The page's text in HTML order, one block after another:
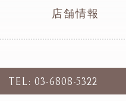
店舗情報
TEL: 03-6808-5322